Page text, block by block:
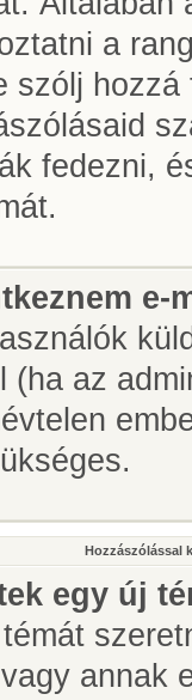
a
szólj
fedezni,
e-
(ha az
Hozzászólással
egy új
annak